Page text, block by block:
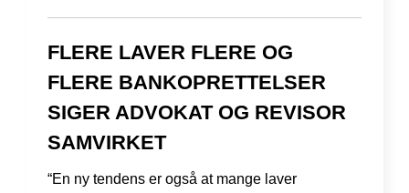
FLERE LAVER FLERE OG
FLERE BANKOPRETTELSER
SIGER ADVOKAT OG REVISOR
SAMVIRKET
“En ny tendens er også at mange laver